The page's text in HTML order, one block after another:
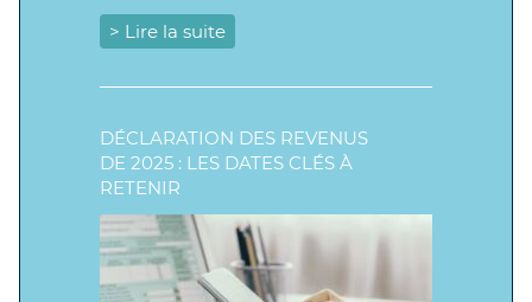
> Lire la suite
DÉCLARATION DES REVENUS
DE 2025 : LES DATES CLÉS À
RETENIR